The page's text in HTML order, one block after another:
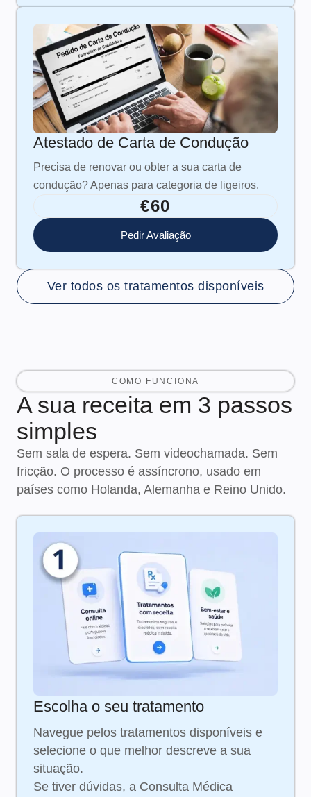
Atestado de Carta de Condução
Precisa de renovar ou obter a sua carta de
condução? Apenas para categoria de ligeiros.
€60
Pedir Avaliação
Ver todos os tratamentos disponíveis
COMO FUNCIONA
A sua receita em 3 passos
simples
Sem sala de espera. Sem videochamada. Sem
fricção. O processo é assíncrono, usado em
países como Holanda, Alemanha e Reino Unido.
Escolha o seu tratamento
Navegue pelos tratamentos disponíveis e
selecione o que melhor descreve a sua
situação.
Se tiver dúvidas, a Consulta Médica